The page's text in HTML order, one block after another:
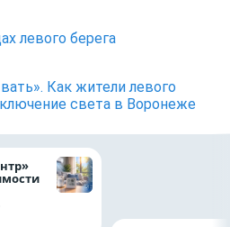
левого берега
Как жители левого
света в Воронеже